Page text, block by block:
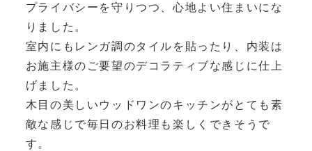
プライバシーを守りつつ、心地よい住まいにな
りました。
室内にもレンガ調のタイルを貼ったり、内装は
お施主様のご要望のデコラティブな感じに仕上
げました。
木目の美しいウッドワンのキッチンがとても素
敵な感じで毎日のお料理も楽しくできそうで
す。